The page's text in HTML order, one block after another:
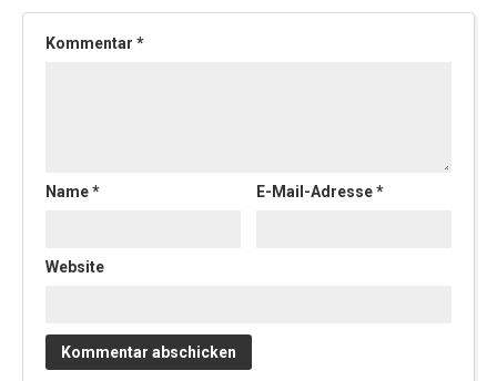
Kommentar *
Name* E-Mail-Adresse*
Website